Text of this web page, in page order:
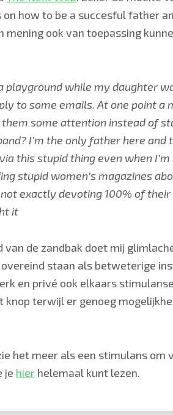
how to be a succesful father
ook van toepassing
playground while my daughter
to some emails. At one point a
them some attention instead of
I’m the only father here and
this stupid thing even when
stupid women’s magazines
not exactly devoting 100% of
it
de zandbak doet mij
staan als betweterige
en privé ook elkaars
terwijl er genoeg
het meer als een stimulans om
je hier helemaal kunt lezen.